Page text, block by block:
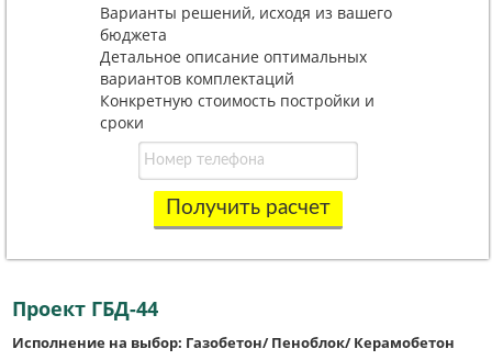
Варианты решений, исходя из вашего
бюджета
Детальное описание оптимальных
вариантов комплектаций
Конкретную стоимость постройки и
сроки
Получить расчет
Проект ГБД-44
Исполнение на выбор: Газобетон/ Пеноблок/ Керамобетон